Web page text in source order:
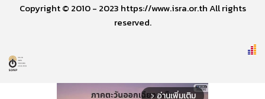
Copyright © 2010 - 2023 https://www.isra.or.th All rights
reserved.
arrow_forward_ios อ่านเพิ่มเติม